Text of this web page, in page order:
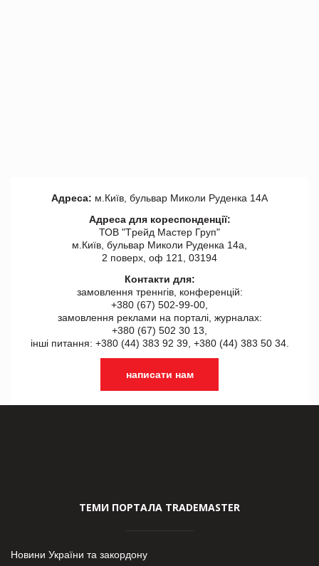
Адреса: м.Київ, бульвар Миколи Руденка 14А
Адреса для кореспонденції:
ТОВ "Tрейд Мастер Груп"
м.Київ, бульвар Миколи Руденка 14а,
2 поверх, оф 121, 03194
Контакти для:
замовлення треннгів, конференцій:
+380 (67) 502-99-00,
замовлення реклами на порталі, журналах:
+380 (67) 502 30 13,
інші питання: +380 (44) 383 92 39, +380 (44) 383 50 34.
написати нам
ТЕМИ ПОРТАЛА TRADEMASTER
Новини України та закордону